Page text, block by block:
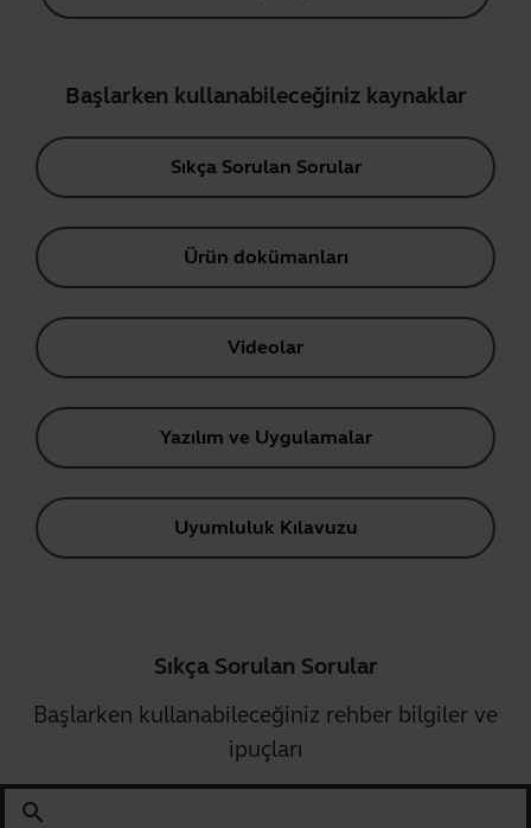
Başlarken kullanabileceğiniz kaynaklar
Sıkça Sorulan Sorular
Ürün dokümanları
Videolar
Yazılım ve Uygulamalar
Uyumluluk Kılavuzu
Sıkça Sorulan Sorular
Başlarken kullanabileceğiniz rehber bilgiler ve
ipuçları
search